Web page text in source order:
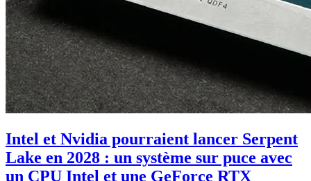
Intel et Nvidia pourraient lancer Serpent
Lake en 2028 : un système sur puce avec
un CPU Intel et une GeForce RTX